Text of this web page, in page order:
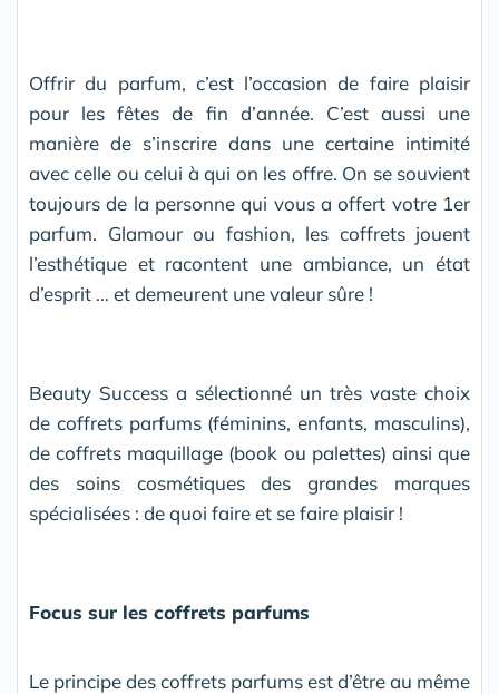
Offrir du parfum, c’est l’occasion de faire plaisir
pour les fêtes de fin d’année. C’est aussi une
manière de s’inscrire dans une certaine intimité
avec celle ou celui à qui on les offre. On se souvient
toujours de la personne qui vous a offert votre 1er
parfum. Glamour ou fashion, les coffrets jouent
l’esthétique et racontent une ambiance, un état
d’esprit … et demeurent une valeur sûre !
Beauty Success a sélectionné un très vaste choix
de coffrets parfums (féminins, enfants, masculins),
de coffrets maquillage (book ou palettes) ainsi que
des soins cosmétiques des grandes marques
spécialisées : de quoi faire et se faire plaisir !
Focus sur les coffrets parfums
Le principe des coffrets parfums est d’être au même